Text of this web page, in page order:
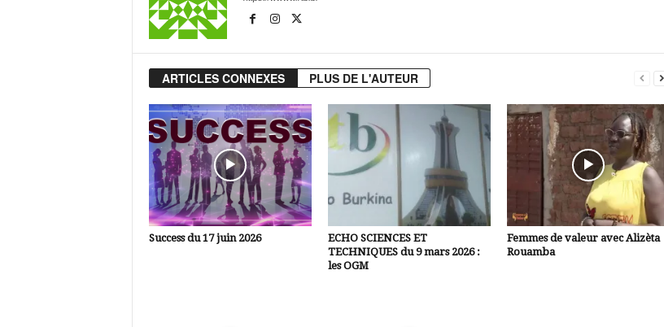
ARTICLES CONNEXES PLUS DE L'AUTEUR
Success du 17 juin 2026
ECHO SCIENCES ET
TECHNIQUES du 9 mars 2026 :
les OGM
Femmes de valeur avec Alizèta
Rouamba